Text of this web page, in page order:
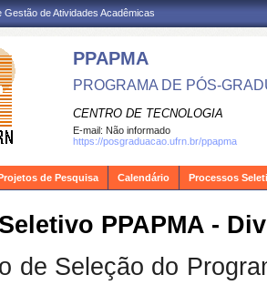
de Atividades Acadêmicas
PPAPMA
PROGRAMA DE PÓS-
CENTRO DE TECNOLOGIA
E-mail: Não informado
https://posgraduacao.ufrn.br/ppapma
de Pesquisa Calendário Processos
PPAPMA -
de Seleção do